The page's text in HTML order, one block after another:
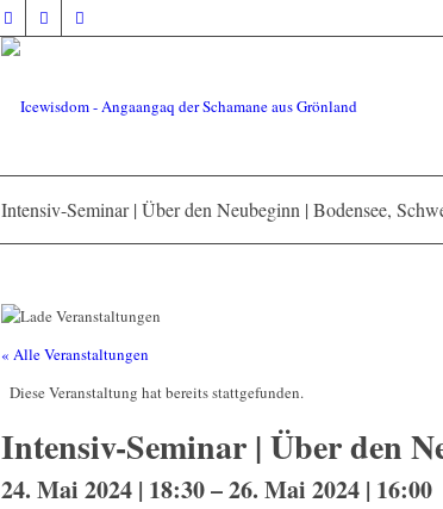
Intensiv-Seminar | Über den Neubeginn | Bodensee,
« Alle Veranstaltungen
Diese Veranstaltung hat bereits stattgefunden.
Intensiv-Seminar | Über den
24. Mai 2024 | 18:30–26. Mai 2024 | 16:00